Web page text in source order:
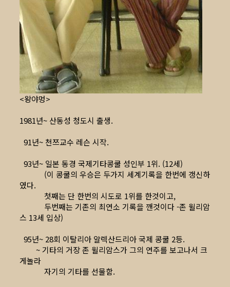
<왕야멍>
1981년~ 산동성 청도시 출생.
91년~ 천쯔교수 레슨 시작.
93년~ 일본 동경 국제기타콩쿨 성인부 1위. (12세)
(이 콩쿨의 우승은 두가지 세계기록을 한번에 갱신하
였다.
첫째는 단 한번의 시도로 1위를 한것이고,
두번째는 기존의 최연소 기록을 깬것이다 -존 윌리암
스 13세 입상)
95년~ 28회 이탈리아 알렉산드리아 국제 콩쿨 2등.
~ 기타의 거장 존 윌리암스가 그의 연주를 보고나서 크
게놀라
자기의 기타를 선물함.